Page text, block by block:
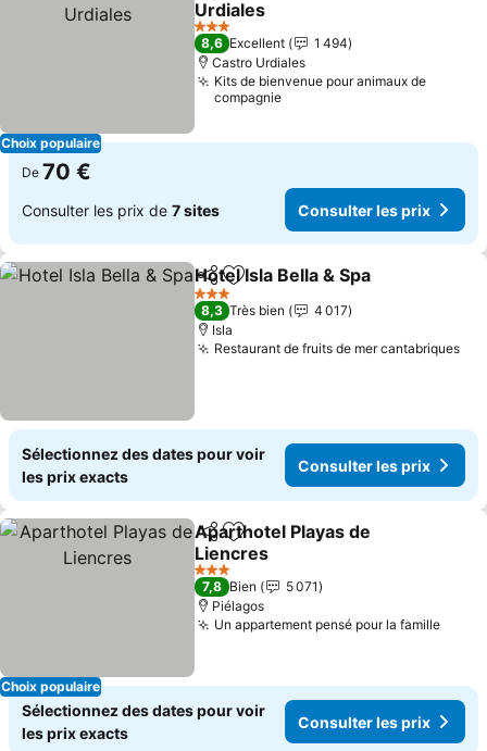
Choix populaire
Urdiales
3 Étoiles
8,6 Excellent
1 494
Castro Urdiales
Kits de bienvenue pour animaux de
compagnie
De 70 €
Consulter les prix de 7 sites Consulter les prix
PartagerAjouter à mes favoris
Hotel Isla Bella & Spa
3 Étoiles
8,3 Très bien
4 017
Isla
Restaurant de fruits de mer cantabriques
Sélectionnez des dates pour voir
les prix exacts
Consulter les prix
Choix populaire
PartagerAjouter à mes favoris
Aparthotel Playas de
Liencres
3 Étoiles
7,8 Bien
5 071
Piélagos
Un appartement pensé pour la famille
Sélectionnez des dates pour voir
les prix exacts
Consulter les prix